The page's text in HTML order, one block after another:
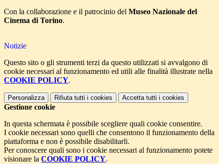
Con la collaborazione e il patrocinio del Museo Nazionale del
Cinema di Torino.
Notizie
Questo sito o gli strumenti terzi da questo utilizzati si avvalgono di
cookie necessari al funzionamento ed utili alle finalità illustrate nella
COOKIE POLICY.
Personalizza Rifiuta tutti i cookies Accetta tutti i cookies
Gestione cookie
In questa schermata è possibile scegliere quali cookie consentire.
I cookie necessari sono quelli che consentono il funzionamento della
piattaforma e non è possibile disabilitarli.
Per conoscere quali sono i cookie necessari al funzionamento potete
visionare la COOKIE POLICY.